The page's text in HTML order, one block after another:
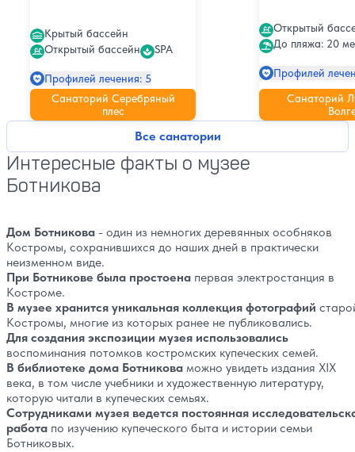
Все санатории
Крытый бассейн
Открытый бассейн
SPA
Профилей лечения: 5
Санаторий Серебряный
плес
Открытый
До пляжа: 20
Профилей
Санаторий
Интересные факты о музее
Ботникова
Дом Ботникова - один из немногих деревянных особняков
Костромы, сохранившихся до наших дней в практически
неизменном виде.
При Ботникове была простоена первая электростанция в
Костроме.
В музее хранится уникальная коллекция фотографий
Костромы, многие из которых ранее не публиковались.
Для создания экспозиции музея использовались
воспоминания потомков костромских купеческих семей.
В библиотеке дома Ботникова можно увидеть издания XIX
века, в том числе учебники и художественную литературу,
которую читали в купеческих семьях.
Сотрудниками музея ведется постоянная
работа по изучению купеческого быта и истории семьи
Ботниковых.